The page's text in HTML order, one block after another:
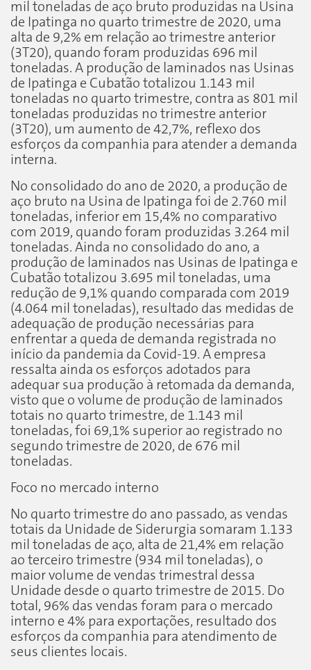
mil toneladas de aço bruto produzidas na Usina
de Ipatinga no quarto trimestre de 2020, uma
alta de 9,2% em relação ao trimestre anterior
(3T20), quando foram produzidas 696 mil
toneladas. A produção de laminados nas Usinas
de Ipatinga e Cubatão totalizou 1.143 mil
toneladas no quarto trimestre, contra as 801 mil
toneladas produzidas no trimestre anterior
(3T20), um aumento de 42,7%, reflexo dos
esforços da companhia para atender a demanda
interna.
No consolidado do ano de 2020, a produção de
aço bruto na Usina de Ipatinga foi de 2.760 mil
toneladas, inferior em 15,4% no comparativo
com 2019, quando foram produzidas 3.264 mil
toneladas. Ainda no consolidado do ano, a
produção de laminados nas Usinas de Ipatinga e
Cubatão totalizou 3.695 mil toneladas, uma
redução de 9,1% quando comparada com 2019
(4.064 mil toneladas), resultado das medidas de
adequação de produção necessárias para
enfrentar a queda de demanda registrada no
início da pandemia da Covid-19. A empresa
ressalta ainda os esforços adotados para
adequar sua produção à retomada da demanda,
visto que o volume de produção de laminados
totais no quarto trimestre, de 1.143 mil
toneladas, foi 69,1% superior ao registrado no
segundo trimestre de 2020, de 676 mil
toneladas.
Foco no mercado interno
No quarto trimestre do ano passado, as vendas
totais da Unidade de Siderurgia somaram 1.133
mil toneladas de aço, alta de 21,4% em relação
ao terceiro trimestre (934 mil toneladas), o
maior volume de vendas trimestral dessa
Unidade desde o quarto trimestre de 2015. Do
total, 96% das vendas foram para o mercado
interno e 4% para exportações, resultado dos
esforços da companhia para atendimento de
seus clientes locais.